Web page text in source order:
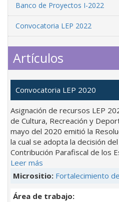
Banco de Proyectos I-2022
Convocatoria LEP 2022
Artículos
Convocatoria LEP 2020
Asignación de recursos LEP
de Cultura, Recreación y
mayo del 2020 emitió la
la cual se adopta la decisión
Contribución Parafiscal de los
Leer más
Micrositio: Fortalecimiento
Área de trabajo: